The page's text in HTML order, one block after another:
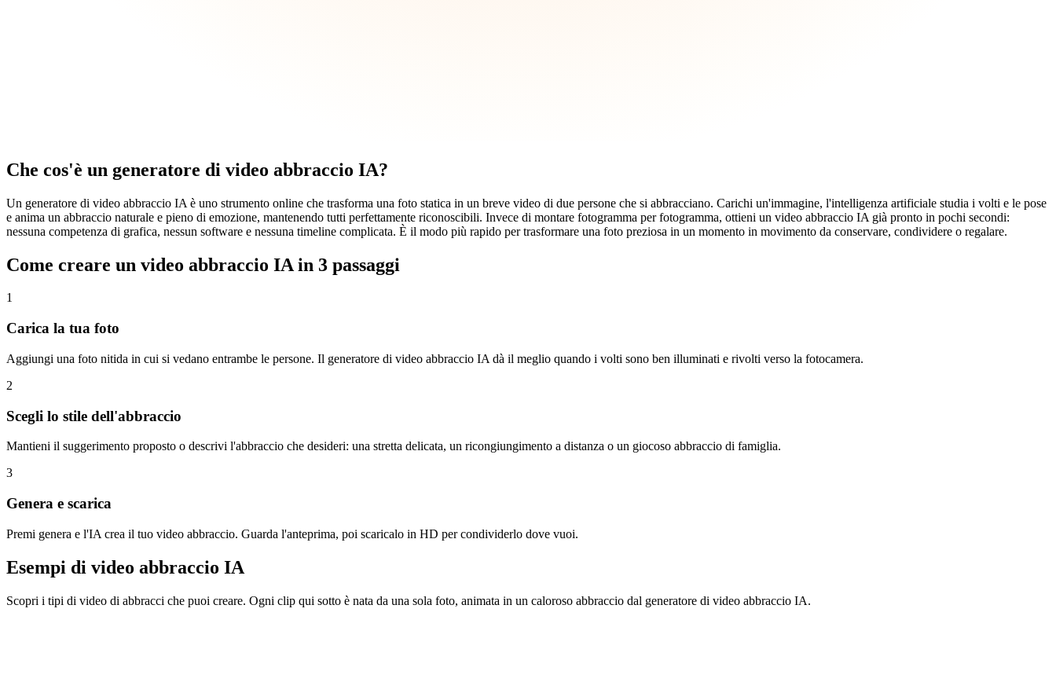
Che cos'è un generatore di video abbraccio IA?
Un generatore di video abbraccio IA è uno strumento online che trasforma una foto statica in un breve video di due persone che si abbracciano. Carichi un'immagine, l'intelligenza artificiale studia i volti e le pose
e anima un abbraccio naturale e pieno di emozione, mantenendo tutti perfettamente riconoscibili. Invece di montare fotogramma per fotogramma, ottieni un video abbraccio IA già pronto in pochi secondi:
nessuna competenza di grafica, nessun software e nessuna timeline complicata. È il modo più rapido per trasformare una foto preziosa in un momento in movimento da conservare, condividere o regalare.
Come creare un video abbraccio IA in 3 passaggi
1
Carica la tua foto
Aggiungi una foto nitida in cui si vedano entrambe le persone. Il generatore di video abbraccio IA dà il meglio quando i volti sono ben illuminati e rivolti verso la fotocamera.
2
Scegli lo stile dell'abbraccio
Mantieni il suggerimento proposto o descrivi l'abbraccio che desideri: una stretta delicata, un ricongiungimento a distanza o un giocoso abbraccio di famiglia.
3
Genera e scarica
Premi genera e l'IA crea il tuo video abbraccio. Guarda l'anteprima, poi scaricalo in HD per condividerlo dove vuoi.
Esempi di video abbraccio IA
Scopri i tipi di video di abbracci che puoi creare. Ogni clip qui sotto è nata da una sola foto, animata in un caloroso abbraccio dal generatore di video abbraccio IA.